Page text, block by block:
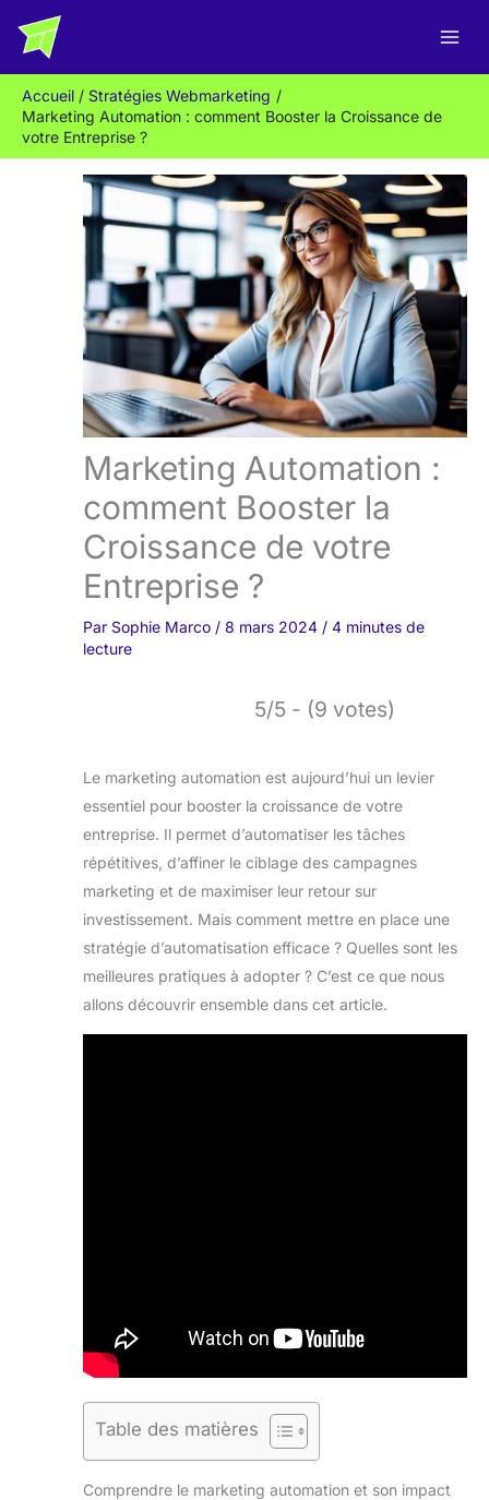
Accueil
Stratégies Webmarketing
Marketing Automation : comment Booster la Croissance de
votre Entreprise ?
Marketing Automation :
comment Booster la
Croissance de votre
Entreprise ?
Par Sophie Marco / 8 mars 2024 / 4 minutes de
lecture
5/5 - (9 votes)
Le marketing automation est aujourd’hui un levier
essentiel pour booster la croissance de votre
entreprise. Il permet d’automatiser les tâches
répétitives, d’affiner le ciblage des campagnes
marketing et de maximiser leur retour sur
investissement. Mais comment mettre en place une
stratégie d’automatisation efficace ? Quelles sont les
meilleures pratiques à adopter ? C’est ce que nous
allons découvrir ensemble dans cet article.
Table des matières
Comprendre le marketing automation et son impact
e
c
h
e